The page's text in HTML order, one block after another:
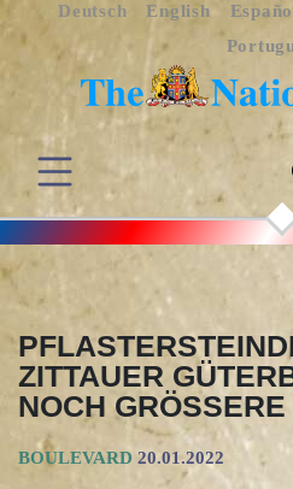
Deutsch English
ZITTAUER
NOCH GRÖSSERE
BOULEVARD 20.01.2022